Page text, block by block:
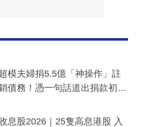
模夫婦捐5.5億「神操作」註
債務！憑一句話道出捐款初
度被誤當詐騙手段
息股2026｜25隻高息港股 入